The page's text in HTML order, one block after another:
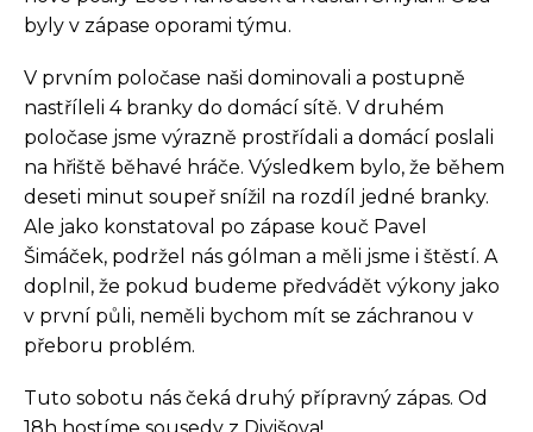
byly v zápase oporami týmu.
V prvním poločase naši dominovali a postupně
nastříleli 4 branky do domácí sítě. V druhém
poločase jsme výrazně prostřídali a domácí poslali
na hřiště běhavé hráče. Výsledkem bylo, že během
deseti minut soupeř snížil na rozdíl jedné branky.
Ale jako konstatoval po zápase kouč Pavel
Šimáček, podržel nás gólman a měli jsme i štěstí. A
doplnil, že pokud budeme předvádět výkony jako
v první půli, neměli bychom mít se záchranou v
přeboru problém.
Tuto sobotu nás čeká druhý přípravný zápas. Od